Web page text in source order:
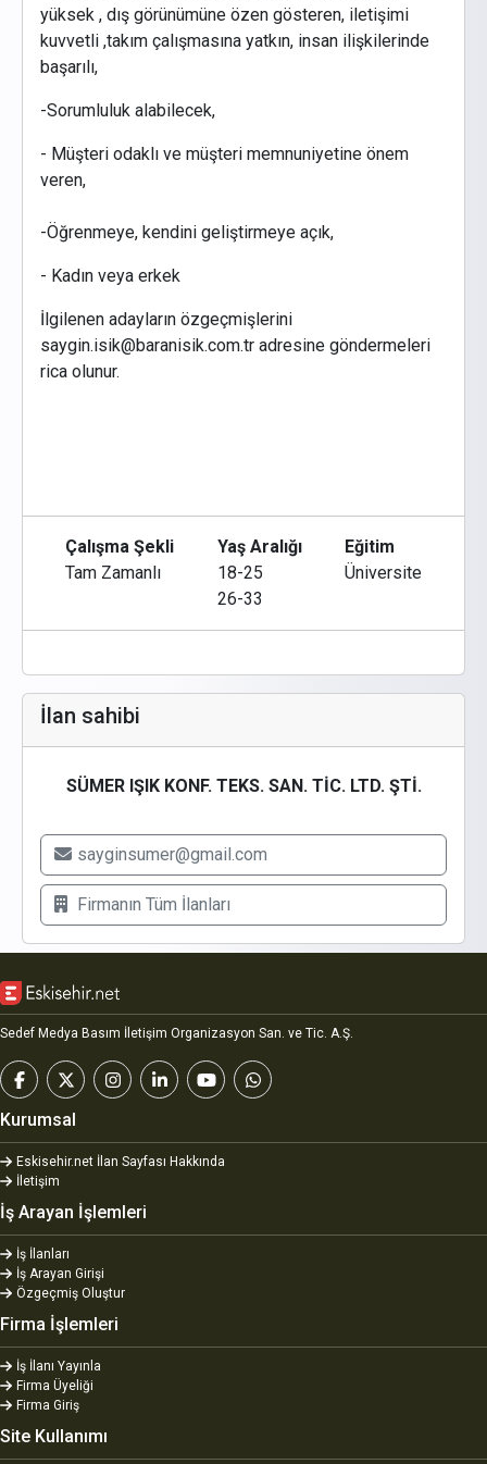
yüksek , dış görünümüne özen gösteren, iletişimi
kuvvetli ,takım çalışmasına yatkın, insan ilişkilerinde
başarılı,
-Sorumluluk alabilecek,
- Müşteri odaklı ve müşteri memnuniyetine önem
veren,
-Öğrenmeye, kendini geliştirmeye açık,
- Kadın veya erkek
İlgilenen adayların özgeçmişlerini
saygin.isik@baranisik.com.tr adresine göndermeleri
rica olunur.
Çalışma Şekli
Tam Zamanlı
Yaş Aralığı
18-25
26-33
Eğitim
Üniversite
İlan sahibi
SÜMER IŞIK KONF. TEKS. SAN. TİC. LTD. ŞTİ.
sayginsumer@gmail.com
Firmanın Tüm İlanları
Sedef Medya Basım İletişim Organizasyon San. ve Tic. A.Ş.
Kurumsal
Eskisehir.net İlan Sayfası Hakkında
İletişim
İş Arayan İşlemleri
İş İlanları
İş Arayan Girişi
Özgeçmiş Oluştur
Firma İşlemleri
İş İlanı Yayınla
Firma Üyeliği
Firma Giriş
Site Kullanımı